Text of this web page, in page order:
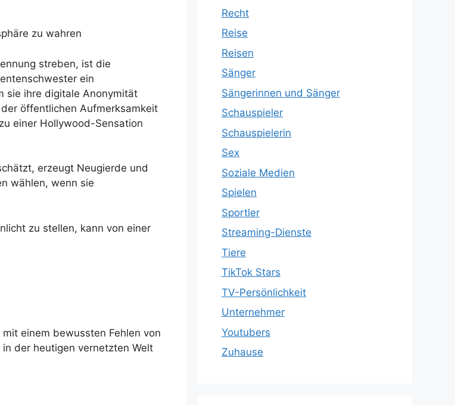
zu wahren
streben, ist die
ein
sie ihre digitale Anonymität
öffentlichen Aufmerksamkeit
einer Hollywood-Sensation
erzeugt Neugierde und
wählen, wenn sie
zu stellen, kann von einer
einem bewussten Fehlen von
der heutigen vernetzten Welt
Recht
Reise
Reisen
Sänger
Sängerinnen und Sänger
Schauspieler
Schauspielerin
Sex
Soziale Medien
Spielen
Sportler
Streaming-Dienste
Tiere
TikTok Stars
TV-Persönlichkeit
Unternehmer
Youtubers
Zuhause